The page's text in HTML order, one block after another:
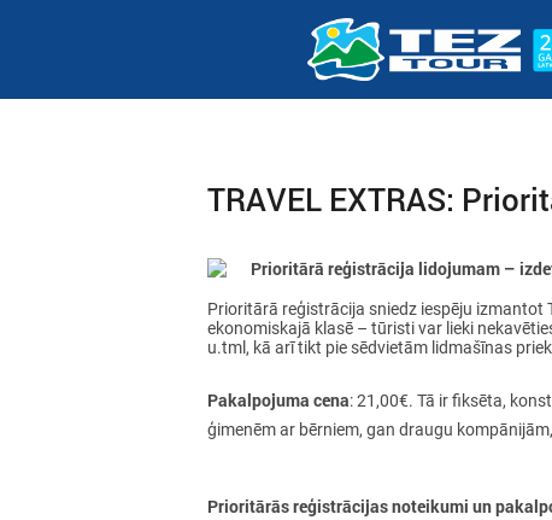
TRAVEL EXTRAS:
Prioritārā reģistrācija lidojumam –
Prioritārā reģistrācija sniedz iespēju izmantot
ekonomiskajā klasē – tūristi var lieki
u.tml, kā arī tikt pie sēdvietām lidmašīnas
Pakalpojuma cena: 21,00€. Tā ir fiksēta,
ģimenēm ar bērniem, gan draugu
Prioritārās reģistrācijas noteikumi un